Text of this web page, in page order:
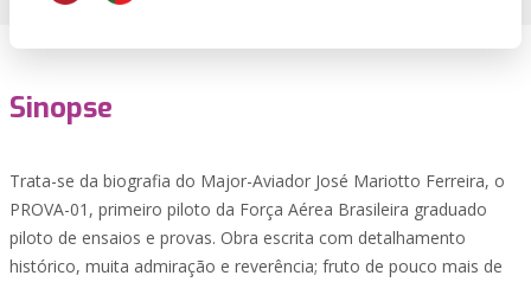
Sinopse
Trata-se da biografia do Major-Aviador José Mariotto Ferreira, o
PROVA-01, primeiro piloto da Força Aérea Brasileira graduado
piloto de ensaios e provas. Obra escrita com detalhamento
histórico, muita admiração e reverência; fruto de pouco mais de